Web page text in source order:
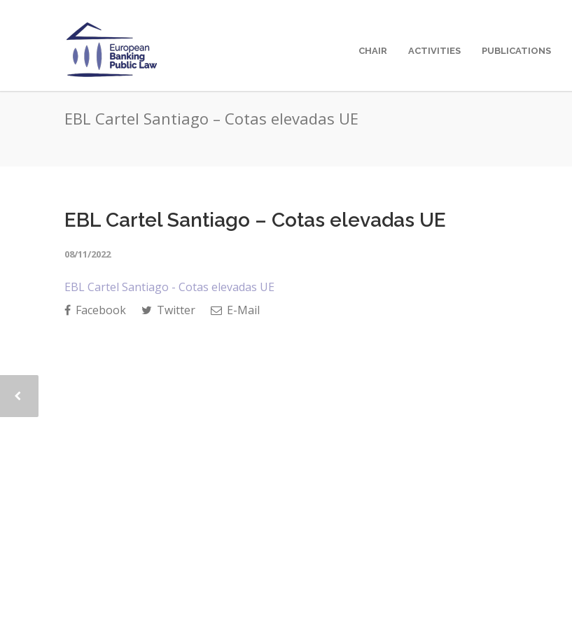
CHAIR ACTIVITIES PUBLICATIONS
EBL Cartel Santiago – Cotas elevadas UE
EBL Cartel Santiago – Cotas elevadas UE
08/11/2022
EBL Cartel Santiago - Cotas elevadas UE
Facebook
Twitter E-Mail